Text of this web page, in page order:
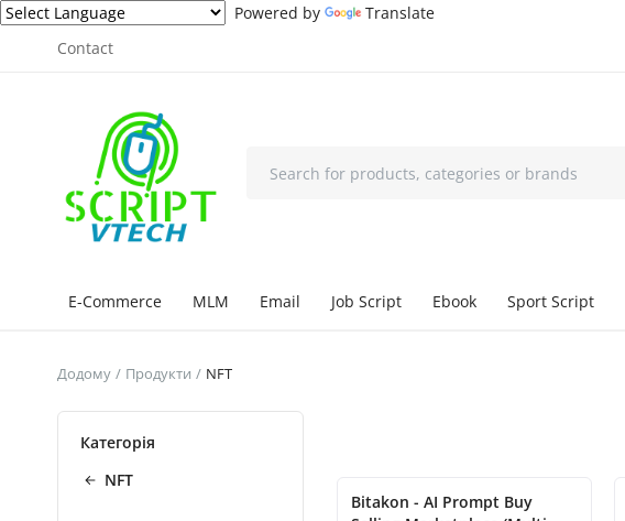
Powered by
Translate
Contact
E-Commerce MLM Email Job Script Ebook Sport Script
Додому Продукти NFT
Категорія
NFT
Bitakon - AI Prompt Buy